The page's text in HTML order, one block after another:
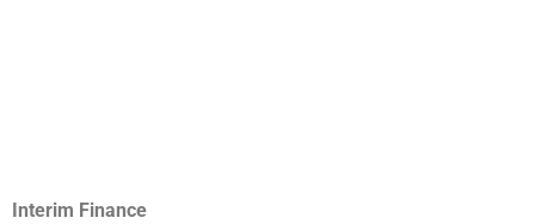
Interim Finance